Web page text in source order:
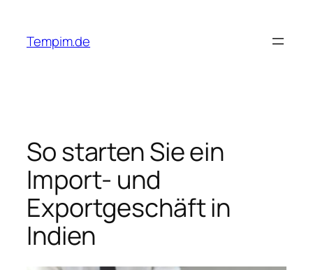
content
Tempim.de
So starten Sie ein
Import- und
Exportgeschäft in
Indien